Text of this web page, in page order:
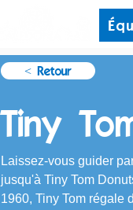
< Retour
Tiny
Laissez-vous guider
jusqu'à Tiny Tom
1960, Tiny Tom régale